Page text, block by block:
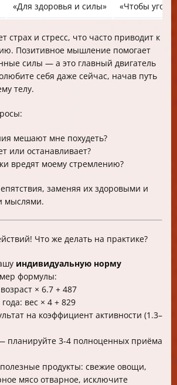
«Для здоровья и силы» «Чтобы
страх и стресс, что часто приводит к
Позитивное мышление помогает
силы — а это главный двигатель
себя даже сейчас, начав путь
телу.
мешают мне похудеть?
или останавливает?
вредят моему стремлению?
заменяя их здоровыми и
мыслями.
Что же делать на практике?
индивидуальную норму
формулы:
× 6.7 + 487
вес × 4 + 829
на коэффициент активности (1.3–
планируйте 3-4 полноценных приёма
продукты: свежие овощи,
мясо отварное, исключите